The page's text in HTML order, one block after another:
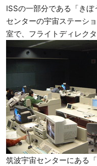
ISSの一部分である「き
センターの宇宙ステーシ
室で、フライトディレク
筑波宇宙センターにある